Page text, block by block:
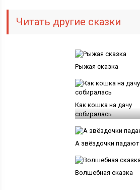
Читать другие сказки
Рыжая сказка
Как кошка на дачу
собиралась
А звёздочки падают
Волшебная сказка